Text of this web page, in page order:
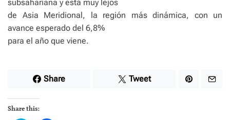
subsahariana y está muy lejos
de Asia Meridional, la región más dinámica, con un
avance esperado del 6,8%
para el año que viene.
Share Tweet
Share this: